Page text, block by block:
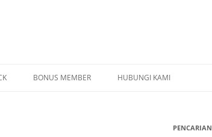
BONUS MEMBER HUBUNGI KAMI
PENCARIAN